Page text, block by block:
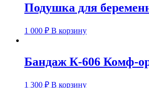
Подушка для
1 000 ₽ В корзину
Бандаж К-606 Комф-
1 300 ₽ В корзину